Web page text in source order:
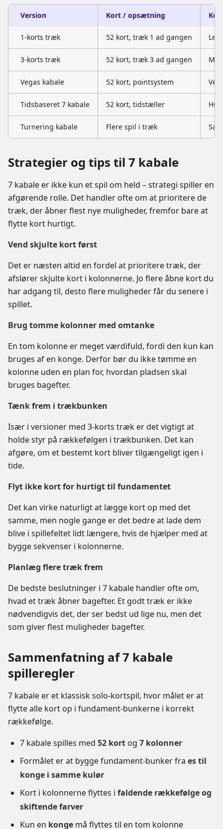
Version Kort / opsætning
1-korts træk 52 kort, træk 1 ad gangen
3-korts træk 52 kort, træk 3 ad gangen
Vegas kabale 52 kort, pointsystem
Tidsbaseret 7 kabale 52 kort, tidstæller
Turnering kabale Flere spil i træk
Strategier og tips til 7 kabale
7 kabale er ikke kun et spil om held – strategi spiller en
afgørende rolle. Det handler ofte om at prioritere de
træk, der åbner flest nye muligheder, fremfor bare at
flytte kort hurtigt.
Vend skjulte kort først
Det er næsten altid en fordel at prioritere træk, der
afslører skjulte kort i kolonnerne. Jo flere åbne kort du
har adgang til, desto flere muligheder får du senere i
spillet.
Brug tomme kolonner med omtanke
En tom kolonne er meget værdifuld, fordi den kun kan
bruges af en konge. Derfor bør du ikke tømme en
kolonne uden en plan for, hvordan pladsen skal
bruges bagefter.
Tænk frem i trækbunken
Især i versioner med 3-korts træk er det vigtigt at
holde styr på rækkefølgen i trækbunken. Det kan
afgøre, om et bestemt kort bliver tilgængeligt igen i
tide.
Flyt ikke kort for hurtigt til fundamentet
Det kan virke naturligt at lægge kort op med det
samme, men nogle gange er det bedre at lade dem
blive i spillefeltet lidt længere, hvis de hjælper med at
bygge sekvenser i kolonnerne.
Planlæg flere træk frem
De bedste beslutninger i 7 kabale handler ofte om,
hvad et træk åbner bagefter. Et godt træk er ikke
nødvendigvis det, der ser bedst ud lige nu, men det
som giver flest muligheder bagefter.
Sammenfatning af 7 kabale
spilleregler
7 kabale er et klassisk solo-kortspil, hvor målet er at
flytte alle kort op i fundament-bunkerne i korrekt
rækkefølge.
7 kabale spilles med 52 kort og 7 kolonner
Formålet er at bygge fundament-bunker fra es til
konge i samme kulør
Kort i kolonnerne flyttes i faldende rækkefølge og
skiftende farver
Kun en konge må flyttes til en tom kolonne